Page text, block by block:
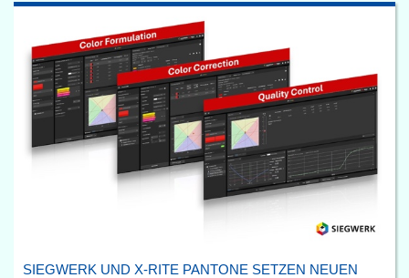
SIEGWERK UND X-RITE PANTONE SETZEN NEUEN